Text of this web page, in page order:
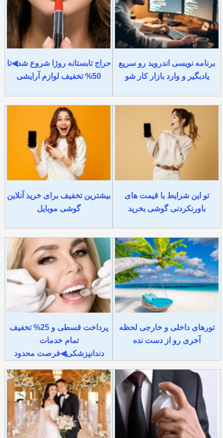
برنامه نویسی اندروید رو سریع
یادبگیر و وارد بازار کار شو
حراج تابستانه روژا شروع شد◀تا
50% تخفیف لوازم آرایشی
تو این شرایط با قیمت های
باورنکردنی گوشی بخرید
بیشترین تخفیف برای خرید آنلاین
گوشی موبایل
تورهای داخلی و خارجی لحظه
آخری رو از دست نده
پرداخت قسطی و 25% تخفیف
تمام خدمات
دندانپزشکی◀فرصت محدود